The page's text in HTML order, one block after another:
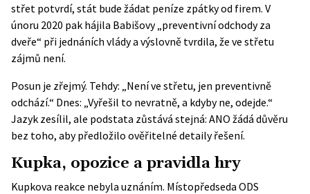
střet potvrdí, stát bude žádat peníze zpátky od firem. V
únoru 2020 pak hájila Babišovy „preventivní odchody za
dveře“ při jednáních vlády a výslovně tvrdila, že ve střetu
zájmů není.
Posun je zřejmý. Tehdy: „Není ve střetu, jen preventivně
odchází.“ Dnes: „Vyřešil to nevratně, a kdyby ne, odejde.“
Jazyk zesílil, ale podstata zůstává stejná: ANO žádá důvěru
bez toho, aby předložilo ověřitelné detaily řešení.
Kupka, opozice a pravidla hry
Kupkova reakce nebyla uznáním. Místopředseda ODS